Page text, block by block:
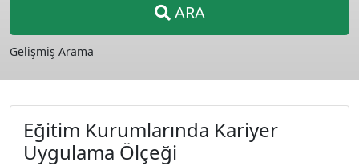
ARA
Gelişmiş Arama
Eğitim Kurumlarında Kariyer
Uygulama Ölçeği